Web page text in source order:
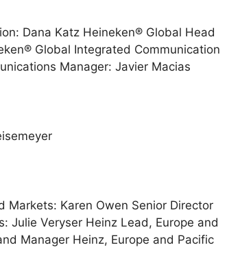
Dana Katz Heineken® Global Head
Global Integrated Communication
Manager: Javier Macias
Markets: Karen Owen Senior Director
Julie Veryser Heinz Lead, Europe and
Manager Heinz, Europe and Pacific